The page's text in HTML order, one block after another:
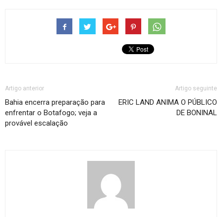
Artigo anterior
Bahia encerra preparação para
enfrentar o Botafogo; veja a
provável escalação
Artigo seguinte
ERIC LAND ANIMA O PÚBLICO
DE BONINAL